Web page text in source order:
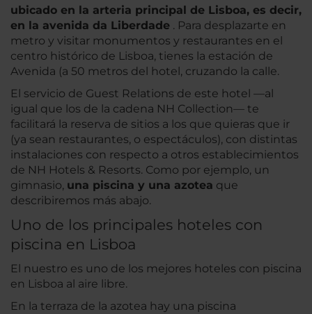
ubicado en la arteria principal de Lisboa, es decir,
en la avenida da Liberdade . Para desplazarte en
metro y visitar monumentos y restaurantes en el
centro histórico de Lisboa, tienes la estación de
Avenida (a 50 metros del hotel, cruzando la calle.
El servicio de Guest Relations de este hotel —al
igual que los de la cadena NH Collection— te
facilitará la reserva de sitios a los que quieras que ir
(ya sean restaurantes, o espectáculos), con distintas
instalaciones con respecto a otros establecimientos
de NH Hotels & Resorts. Como por ejemplo, un
gimnasio, una piscina y una azotea que
describiremos más abajo.
Uno de los principales hoteles con
piscina en Lisboa
El nuestro es uno de los mejores hoteles con piscina
en Lisboa al aire libre.
En la terraza de la azotea hay una piscina